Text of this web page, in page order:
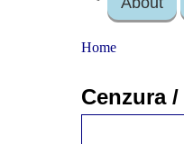
Home
Cenzura